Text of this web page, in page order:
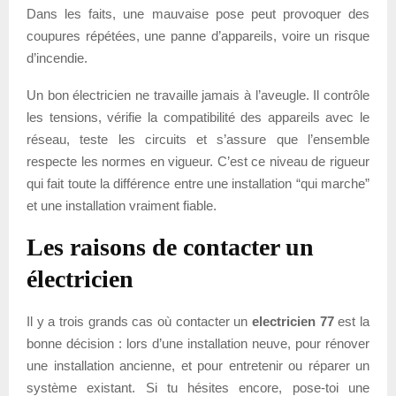
Dans les faits, une mauvaise pose peut provoquer des
coupures répétées, une panne d’appareils, voire un risque
d’incendie.
Un bon électricien ne travaille jamais à l’aveugle. Il contrôle
les tensions, vérifie la compatibilité des appareils avec le
réseau, teste les circuits et s’assure que l’ensemble
respecte les normes en vigueur. C’est ce niveau de rigueur
qui fait toute la différence entre une installation “qui marche”
et une installation vraiment fiable.
Les raisons de contacter un
électricien
Il y a trois grands cas où contacter un electricien 77est la
bonne décision : lors d’une installation neuve, pour rénover
une installation ancienne, et pour entretenir ou réparer un
système existant. Si tu hésites encore, pose-toi une